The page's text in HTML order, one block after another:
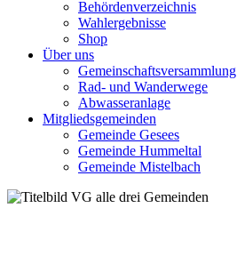
Behördenverzeichnis
Wahlergebnisse
Shop
Über uns
Gemeinschaftsversammlung
Rad- und Wanderwege
Abwasseranlage
Mitgliedsgemeinden
Gemeinde Gesees
Gemeinde Hummeltal
Gemeinde Mistelbach